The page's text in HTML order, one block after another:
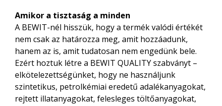
Amikor a tisztaság a minden
A BEWIT-nél hisszük, hogy a termék valódi értékét
nem csak az határozza meg, amit hozzáadunk,
hanem az is, amit tudatosan nem engedünk bele.
Ezért hoztuk létre a BEWIT QUALITY szabványt –
elkötelezettségünket, hogy ne használjunk
szintetikus, petrolkémiai eredetű adalékanyagokat,
rejtett illatanyagokat, felesleges töltőanyagokat,